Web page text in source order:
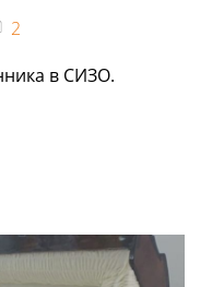
2
в СИЗО.